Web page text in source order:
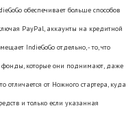
обеспечивает больше способов
PayPal, аккаунты на кредитной
IndieGoGo отдельно, - то, что
которые они поднимают, даже
отличается от Ножного стартера, куда
и только если указанная